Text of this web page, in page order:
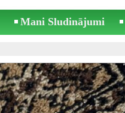
Mani Sludinājumi